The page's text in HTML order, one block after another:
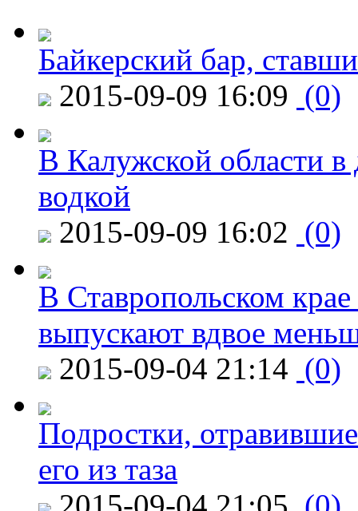
Байкерский бар,
2015-09-09 16:09 (0)
В Калужской области в
водкой
2015-09-09 16:02 (0)
В Ставропольском
выпускают вдвое
2015-09-04 21:14 (0)
Подростки,
его из таза